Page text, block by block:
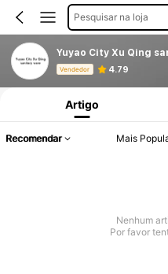
Pesquisar na loja
Yuyao City Xu Qing
Vendedor 4.79
Informações do Produto:
Artigo
Recomendar Mais
Nenhum
Por favor